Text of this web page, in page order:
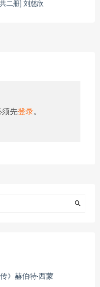
[共二册] 刘慈欣
须先登录。
》赫伯特·西蒙